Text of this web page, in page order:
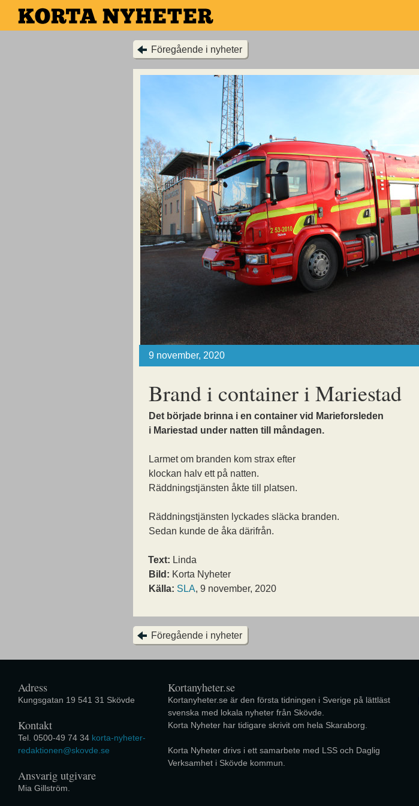
Hoppa
till
Föregående i nyheter
9 november, 2020
Brand i container i Mariestad
Det började brinna i en container vid Marieforsleden
i Mariestad under natten till måndagen.
Larmet om branden kom strax efter
klockan halv ett på natten.
Räddningstjänsten åkte till platsen.
Räddningstjänsten lyckades släcka branden.
Sedan kunde de åka därifrån.
Text: Linda
Bild: Korta Nyheter
Källa: SLA, 9 november, 2020
Föregående i nyheter
Adress
Kungsgatan 19 541 31 Skövde
Kontakt
Tel. 0500-49 74 34 korta-nyheter-
redaktionen@skovde.se
Ansvarig utgivare
Mia Gillström.
Kortanyheter.se
Kortanyheter.se är den första tidningen i Sverige på lättläst
svenska med lokala nyheter från Skövde.
Korta Nyheter har tidigare skrivit om hela Skaraborg.
Korta Nyheter drivs i ett samarbete med LSS och Daglig
Verksamhet i Skövde kommun.